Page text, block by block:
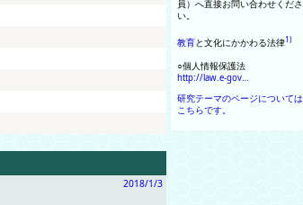
2018/1/3
員） へ直接お問い合わせくださ
い。
教育と文化にかかわる法律1)
○個人情報保護法
http://law.e-gov…
研究テーマのページについては
こちらです。